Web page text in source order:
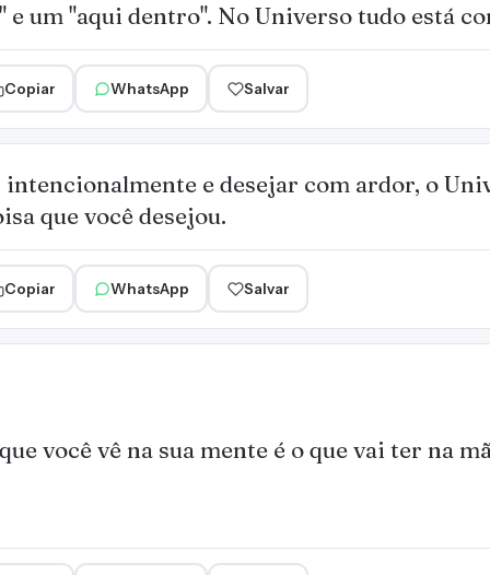
e um "aqui dentro". No Universo tudo está
Copiar WhatsApp Salvar
intencionalmente e desejar com ardor, o
que você desejou.
Copiar WhatsApp Salvar
você vê na sua mente é o que vai ter na